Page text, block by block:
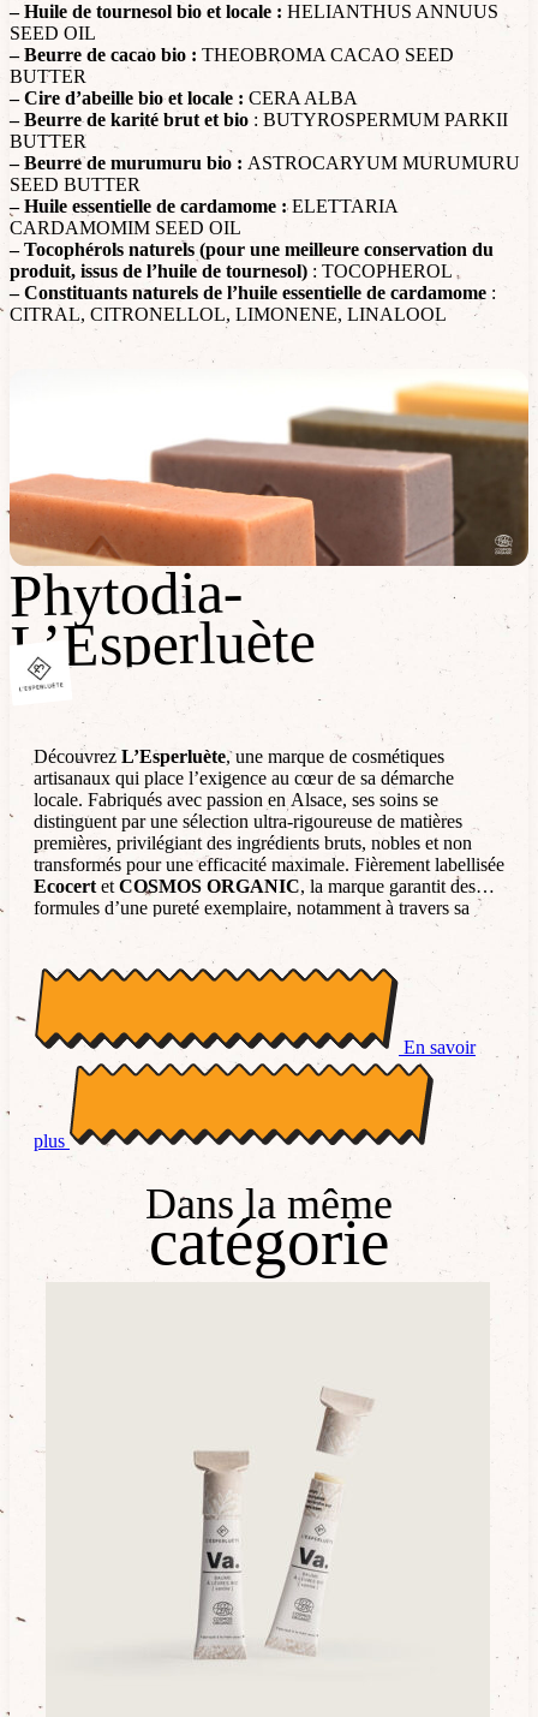
– Huile de tournesol bio et locale : HELIANTHUS ANNUUS
SEED OIL
– Beurre de cacao bio : THEOBROMA CACAO SEED
BUTTER
– Cire d’abeille bio et locale : CERA ALBA
– Beurre de karité brut et bio : BUTYROSPERMUM PARKII
BUTTER
– Beurre de murumuru bio : ASTROCARYUM MURUMURU
SEED BUTTER
– Huile essentielle de cardamome :ELETTARIA
CARDAMOMIM SEED OIL
– Tocophérols naturels (pour une meilleure conservation du
produit, issus de l’huile de tournesol) : TOCOPHEROL
– Constituants naturels de l’huile essentielle de cardamome :
CITRAL, CITRONELLOL, LIMONENE, LINALOOL
Phytodia-
L’Esperluète
Découvrez L’Esperluète, une marque de cosmétiques
artisanaux qui place l’exigence au cœur de sa démarche
locale. Fabriqués avec passion en Alsace, ses soins se
distinguent par une sélection ultra-rigoureuse de matières
premières, privilégiant des ingrédients bruts, nobles et non
transformés pour une efficacité maximale. Fièrement labellisée
Ecocert et COSMOS ORGANIC, la marque garantit des
formules d’une pureté exemplaire, notamment à travers sa
gamme de savons saponifiés à froid et ses huiles de soin
précieuses. C’est une invitation à une beauté éthique et
transparente, où chaque produit reflète un engagement total
pour la santé de la peau et le respect profond de
l’environnement.
En savoir
plus
Phytodia-
L’Esperluète
Dans la même
catégorie